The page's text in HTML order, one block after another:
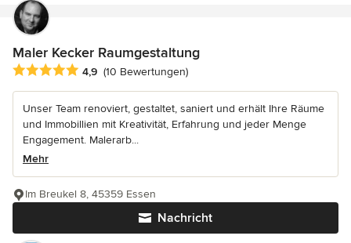
Maler Kecker Raumgestaltung
Durchschnittliche Bewertung: 4.9 von 5 Sternen
4,9 (10 Bewertungen)
Unser Team renoviert, gestaltet, saniert und erhält Ihre Räume
und Immobillien mit Kreativität, Erfahrung und jeder Menge
Engagement. Malerarb...
Mehr
Nachricht
Im Breukel 8, 45359 Essen